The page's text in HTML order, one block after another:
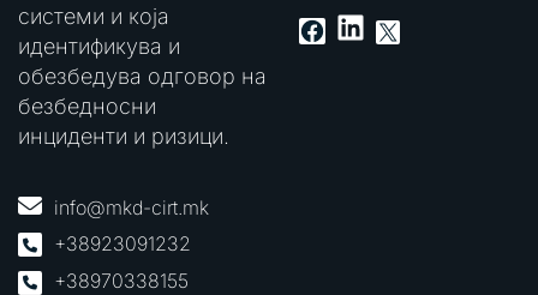
системи и која
идентификува и
обезбедува одговор на
безбедносни
инциденти и ризици.
info@mkd-cirt.mk
+38923091232
+38970338155
Facebook
LinkedIn
X